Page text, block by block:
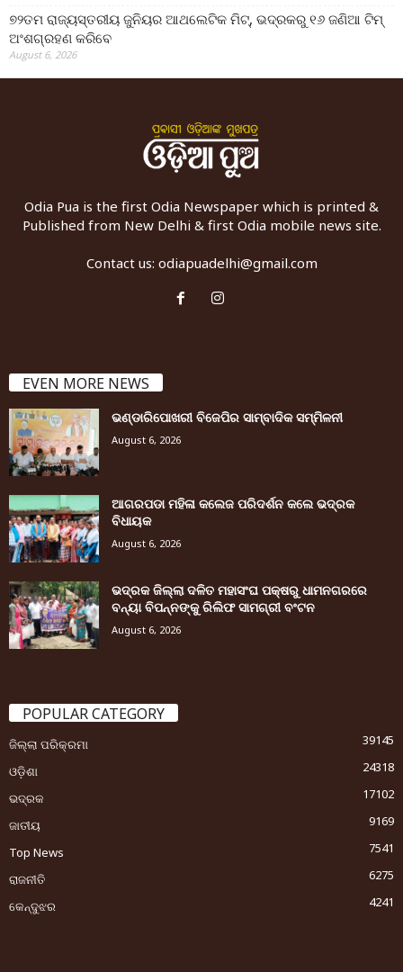
୭୨ତମ ରାଜ୍ୟସ୍ତରୀୟ ଜୁନିୟର ଆଥଲେଟିକ ମିଟ୍‌, ଭଦ୍ରକରୁ ୧୬ ଜଣିଆ ଟିମ୍
ଅଂଶଗ୍ରହଣ କରିବେ
August 6, 2026
Odia Pua is the first Odia Newspaper which is printed &
Published from New Delhi & first Odia mobile news site.
Contact us: odiapuadelhi@gmail.com
EVEN MORE NEWS
ଭଣ୍ଡାରିପୋଖରୀ ବିଜେପିର ସାମ୍ବାଦିକ ସମ୍ମିଳନୀ
August 6, 2026
ଆଗରପଡା ମହିଳା କଲେଜ ପରିଦର୍ଶନ କଲେ ଭଦ୍ରକ
ବିଧାୟକ
August 6, 2026
ଭଦ୍ରକ ଜିଲ୍ଲା ଦଳିତ ମହାସଂଘ ପକ୍ଷରୁ ଧାମନଗରରେ
ବନ୍ୟା ବିପନ୍ନଙ୍କୁ ରିଲିଫ ସାମଗ୍ରୀ ବଂଟନ
August 6, 2026
POPULAR CATEGORY
ଜିଲ୍ଲା ପରିକ୍ରମା
39145
ଓଡ଼ିଶା
24318
ଭଦ୍ରକ
17102
ଜାତୀୟ
9169
Top News
7541
ରାଜନୀତି
6275
କେନ୍ଦୁଝର
4241